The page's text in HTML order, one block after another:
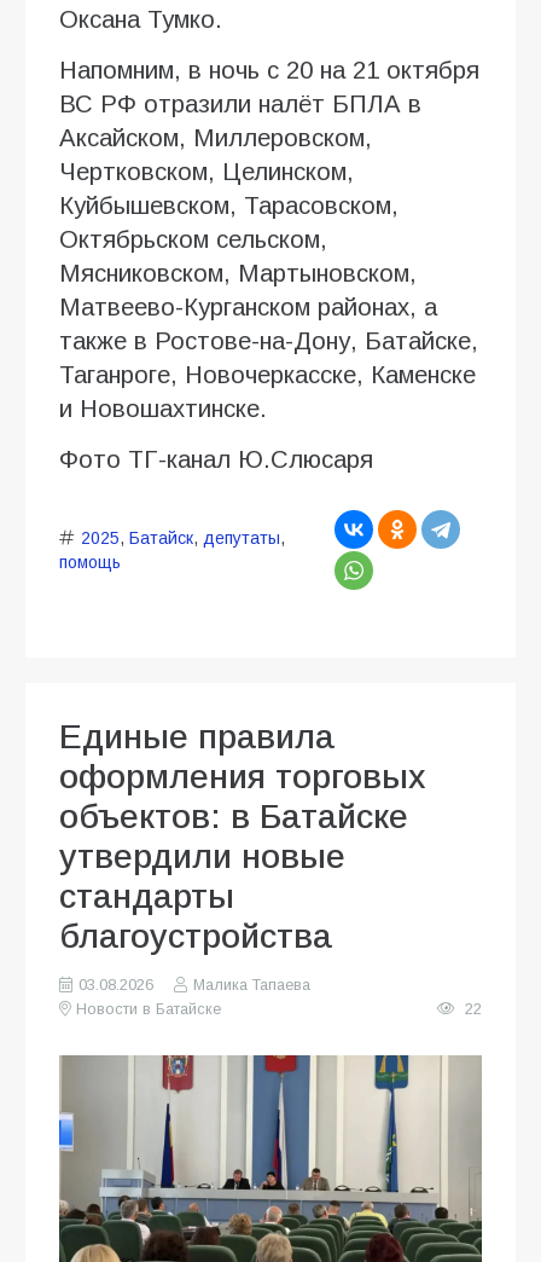
Оксана Тумко.
Напомним, в ночь с 20 на 21 октября
ВС РФ отразили налёт БПЛА в
Аксайском, Миллеровском,
Чертковском, Целинском,
Куйбышевском, Тарасовском,
Октябрьском сельском,
Мясниковском, Мартыновском,
Матвеево-Курганском районах, а
также в Ростове-на-Дону, Батайске,
Таганроге, Новочеркасске, Каменске
и Новошахтинске.
Фото ТГ-канал Ю.Слюсаря
2025, Батайск, депутаты,
помощь
Единые правила
оформления торговых
объектов: в Батайске
утвердили новые
стандарты
благоустройства
03.08.2026
Малика Тапаева
Новости в Батайске
22